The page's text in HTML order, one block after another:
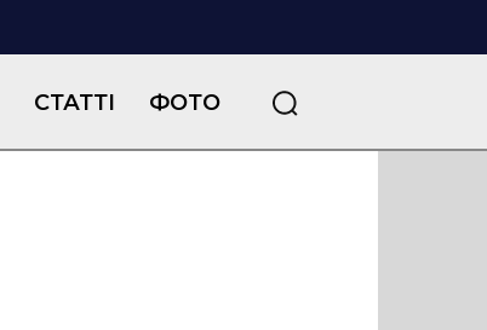
СТАТТІ ФОТО